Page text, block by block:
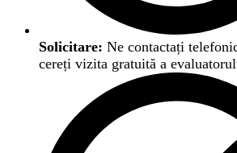
Solicitare: Ne contactați
cereți vizita gratuită a